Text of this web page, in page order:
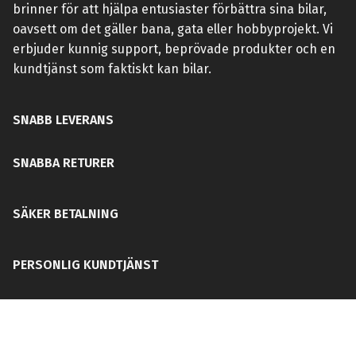
brinner för att hjälpa entusiaster förbättra sina bilar,
oavsett om det gäller bana, gata eller hobbyprojekt. Vi
erbjuder kunnig support, beprövade produkter och en
kundtjänst som faktiskt kan bilar.
SNABB LEVERANS
SNABBA RETURER
SÄKER BETALNING
PERSONLIG KUNDTJÄNST